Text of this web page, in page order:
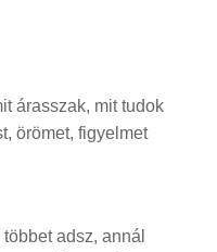
árasszak, mit tudok
örömet, figyelmet
adsz, annál